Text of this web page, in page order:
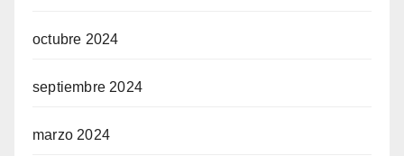
octubre 2024
septiembre 2024
marzo 2024